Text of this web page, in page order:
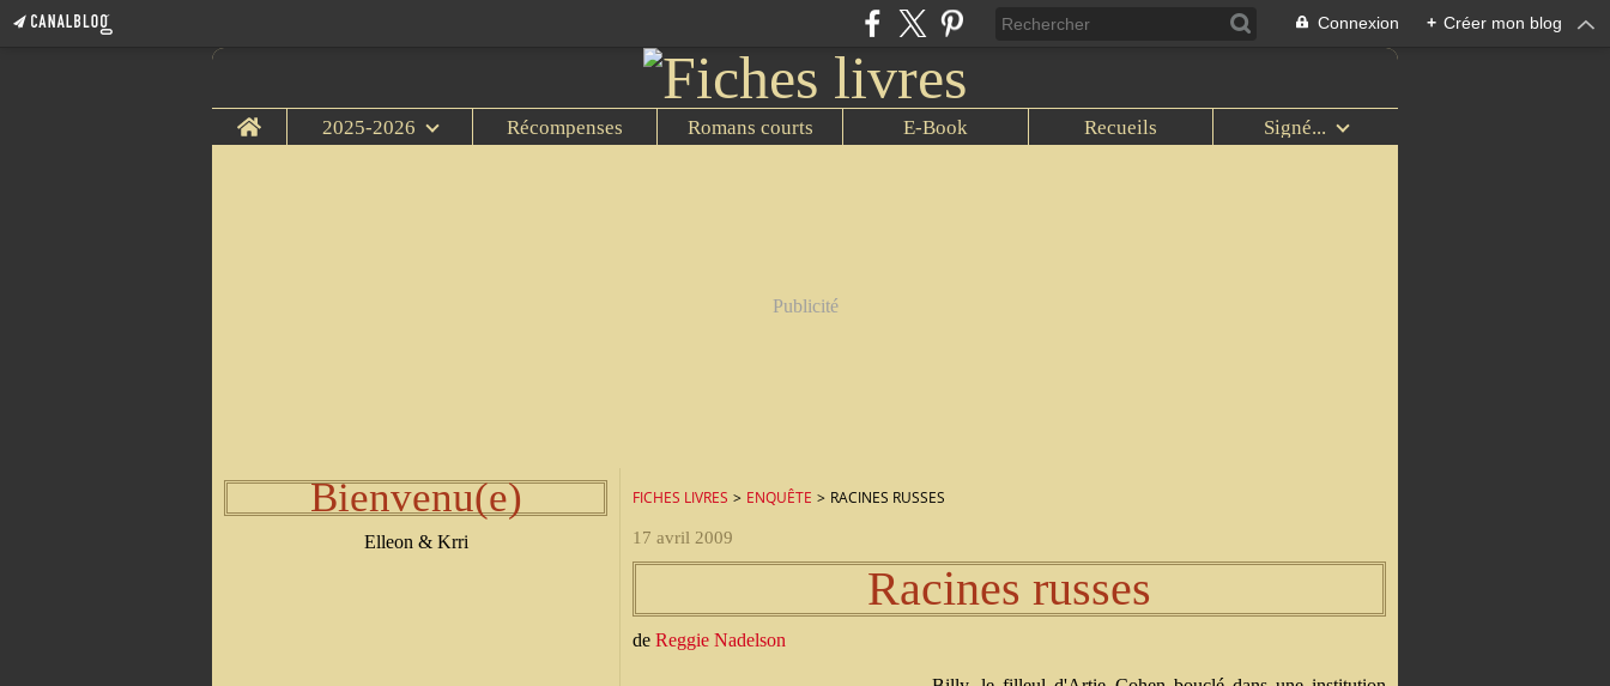
Connexion + Créer mon blog
Home 2025-2026 Récompenses Romans courts E-Book Recueils Signé...
Publicité
Bienvenu(e)
Elleon & Krri
FICHES LIVRES > ENQUÊTE > RACINES RUSSES
17 avril 2009
Racines russes
de Reggie Nadelson